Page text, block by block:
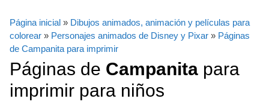
Página inicial » Dibujos animados, animación y películas para
colorear » Personajes animados de Disney y Pixar » Páginas
de Campanita para imprimir
Páginas de Campanita para
imprimir para niños